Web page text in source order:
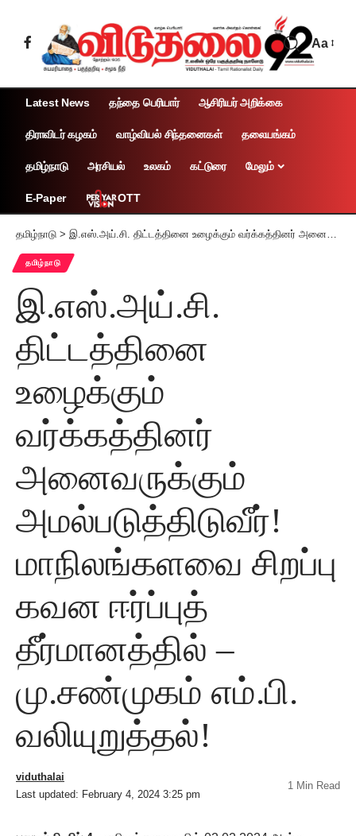
Aa
Latest News தந்தை பெரியார் ஆசிரியர் அறிக்கை
திராவிடர் கழகம் வாழ்வியல் சிந்தனைகள் தலையங்கம்
தமிழ்நாடு அரசியல் உலகம் கட்டுரை மேலும்
E-Paper OTT
தமிழ்நாடு > இ.எஸ்.அய்.சி. திட்டத்தினை உழைக்கும் வர்க்கத்தினர் அனைவருக்கும் அமல்படுத்திடுவீர்! மாநிலங்களவை சிறப்பு கவன ஈர்ப்புத் தீர்மானத்தில் – மு.சண்முகம் எம்.பி. வலியுறுத்தல்!
தமிழ்நாடு
இ.எஸ்.அய்.சி.
திட்டத்தினை
உழைக்கும்
வர்க்கத்தினர்
அனைவருக்கும்
அமல்படுத்திடுவீர்!
மாநிலங்களவை சிறப்பு
கவன ஈர்ப்புத்
தீர்மானத்தில் –
மு.சண்முகம் எம்.பி.
வலியுறுத்தல்!
Last updated: February 4, 2024 3:25 pm
viduthalai
1 Min Read